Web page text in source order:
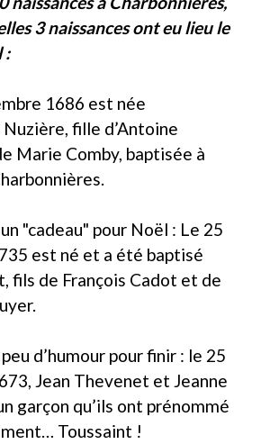
3 naissances ont eu lieu le
:
1686 est née
fille d’Antoine
Marie Comby, baptisée à
"cadeau" pour Noël : Le 25
est né et a été baptisé
fils de François Cadot et de
d’humour pour finir : le 25
Jean Thevenet et Jeanne
garçon qu’ils ont prénommé
Toussaint !